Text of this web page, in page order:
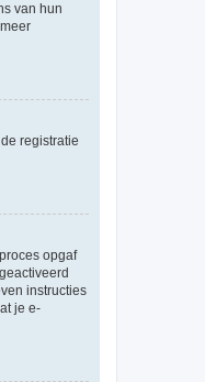
van hun
registratie
opgaf
instructies
je e-